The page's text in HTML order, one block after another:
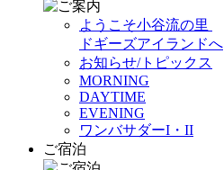
ようこそ小谷流の里
ドギーズアイランドへ
お知らせ/トピックス
MORNING
DAYTIME
EVENING
ワンバサダーI・II
ご宿泊